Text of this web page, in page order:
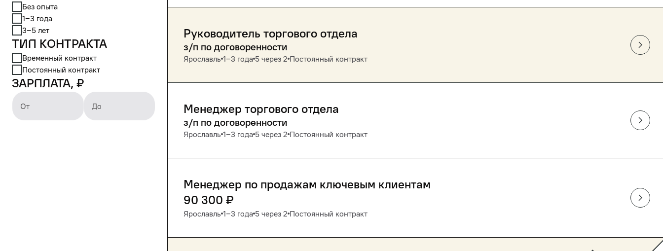
Без опыта
1‒3 года
3‒5 лет
Тип контракта
Временный контракт
Постоянный контракт
Зарплата, ₽
От До
Руководитель торгового отдела
з/п по договоренности
Ярославль 1‒3 года 5 через 2 Постоянный контракт
Менеджер торгового отдела
з/п по договоренности
Ярославль 1‒3 года 5 через 2 Постоянный контракт
Менеджер по продажам ключевым клиентам
90 300 ₽
Ярославль 1‒3 года 5 через 2 Постоянный контракт